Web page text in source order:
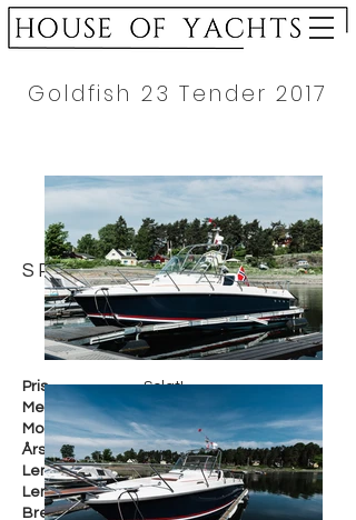
Goldfish 23 Tender 2017
SPESIFIKASJON
Pris
Solgt!
Merke
Goldfish
Modell
23 Tender
Årsmodell
2017
Lengde i cm
755 cm
Lengde i fot
25 fot
Bredde
240 cm